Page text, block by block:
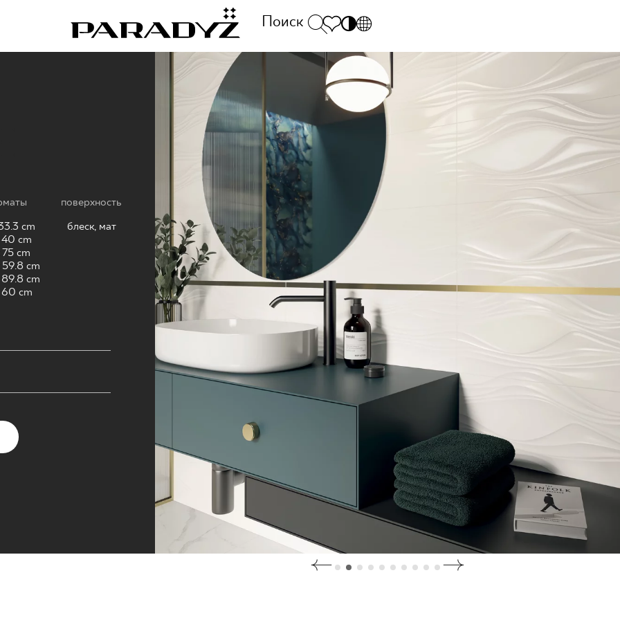
Поиск
Polecane
Sintered stone
Monumental
PL
DE
ПОЗВОНИТЕ НАМ
Monday - Friday: 9.00 - 17.00
Saturday: 10.00 - 14.00
+48 800 55 66 77
СЛЕДИТЬ ЗА НАМИ
cm
cm
cm
cm
cm
cm
поверхность
блеск, мат